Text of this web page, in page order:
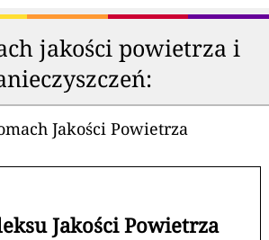
jakości powietrza i
Jakości Powietrza
Jakości Powietrza